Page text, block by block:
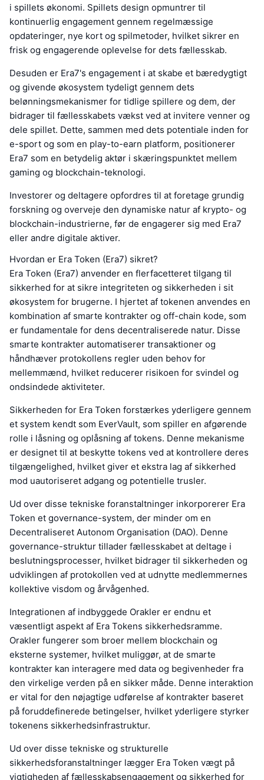
i spillets økonomi. Spillets design opmuntrer til
kontinuerlig engagement gennem regelmæssige
opdateringer, nye kort og spilmetoder, hvilket sikrer en
frisk og engagerende oplevelse for dets fællesskab.
Desuden er Era7's engagement i at skabe et bæredygtigt
og givende økosystem tydeligt gennem dets
belønningsmekanismer for tidlige spillere og dem, der
bidrager til fællesskabets vækst ved at invitere venner og
dele spillet. Dette, sammen med dets potentiale inden for
e-sport og som en play-to-earn platform, positionerer
Era7 som en betydelig aktør i skæringspunktet mellem
gaming og blockchain-teknologi.
Investorer og deltagere opfordres til at foretage grundig
forskning og overveje den dynamiske natur af krypto- og
blockchain-industrierne, før de engagerer sig med Era7
eller andre digitale aktiver.
Hvordan er Era Token (Era7) sikret?
Era Token (Era7) anvender en flerfacetteret tilgang til
sikkerhed for at sikre integriteten og sikkerheden i sit
økosystem for brugerne. I hjertet af tokenen anvendes en
kombination af smarte kontrakter og off-chain kode, som
er fundamentale for dens decentraliserede natur. Disse
smarte kontrakter automatiserer transaktioner og
håndhæver protokollens regler uden behov for
mellemmænd, hvilket reducerer risikoen for svindel og
ondsindede aktiviteter.
Sikkerheden for Era Token forstærkes yderligere gennem
et system kendt som EverVault, som spiller en afgørende
rolle i låsning og oplåsning af tokens. Denne mekanisme
er designet til at beskytte tokens ved at kontrollere deres
tilgængelighed, hvilket giver et ekstra lag af sikkerhed
mod uautoriseret adgang og potentielle trusler.
Ud over disse tekniske foranstaltninger inkorporerer Era
Token et governance-system, der minder om en
Decentraliseret Autonom Organisation (DAO). Denne
governance-struktur tillader fællesskabet at deltage i
beslutningsprocesser, hvilket bidrager til sikkerheden og
udviklingen af protokollen ved at udnytte medlemmernes
kollektive visdom og årvågenhed.
Integrationen af indbyggede Orakler er endnu et
væsentligt aspekt af Era Tokens sikkerhedsramme.
Orakler fungerer som broer mellem blockchain og
eksterne systemer, hvilket muliggør, at de smarte
kontrakter kan interagere med data og begivenheder fra
den virkelige verden på en sikker måde. Denne interaktion
er vital for den nøjagtige udførelse af kontrakter baseret
på foruddefinerede betingelser, hvilket yderligere styrker
tokenens sikkerhedsinfrastruktur.
Ud over disse tekniske og strukturelle
sikkerhedsforanstaltninger lægger Era Token vægt på
vigtigheden af fællesskabsengagement og sikkerhed for